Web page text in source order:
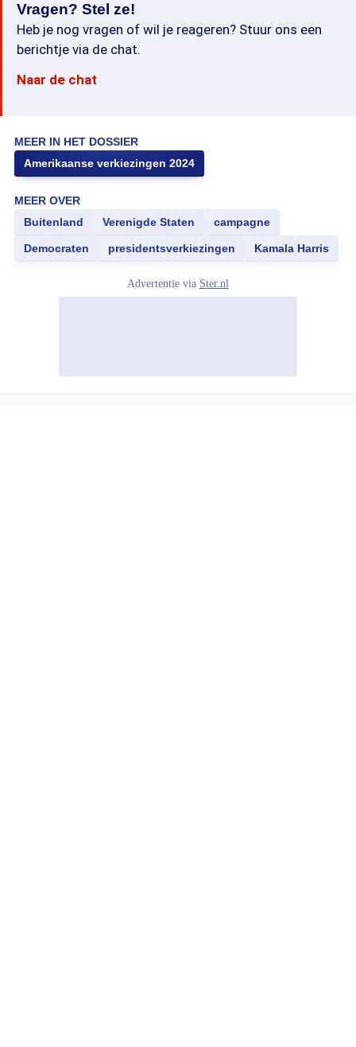
Vragen? Stel ze!
Heb je nog vragen of wil je reageren? Stuur ons een
berichtje via de chat.
Naar de chat
MEER IN HET DOSSIER
Amerikaanse verkiezingen 2024
MEER OVER
Buitenland
Verenigde Staten campagne
Democraten presidentsverkiezingen Kamala Harris
Advertentie via Ster.nl